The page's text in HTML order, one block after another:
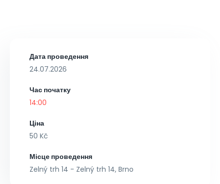
Дата проведення
24.07.2026
Час початку
14:00
Ціна
50 Kč
Місце проведення
Zelný trh 14 - Zelný trh 14, Brno